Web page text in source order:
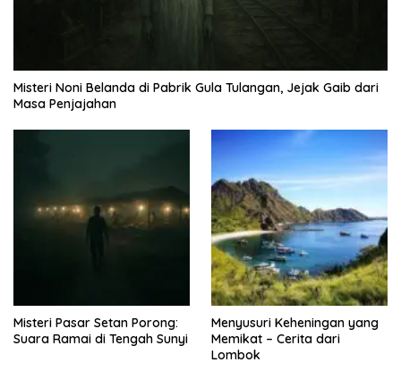
Misteri Noni Belanda di Pabrik Gula Tulangan, Jejak Gaib dari
Masa Penjajahan
Misteri Pasar Setan Porong:
Suara Ramai di Tengah Sunyi
Menyusuri Keheningan yang
Memikat – Cerita dari
Lombok